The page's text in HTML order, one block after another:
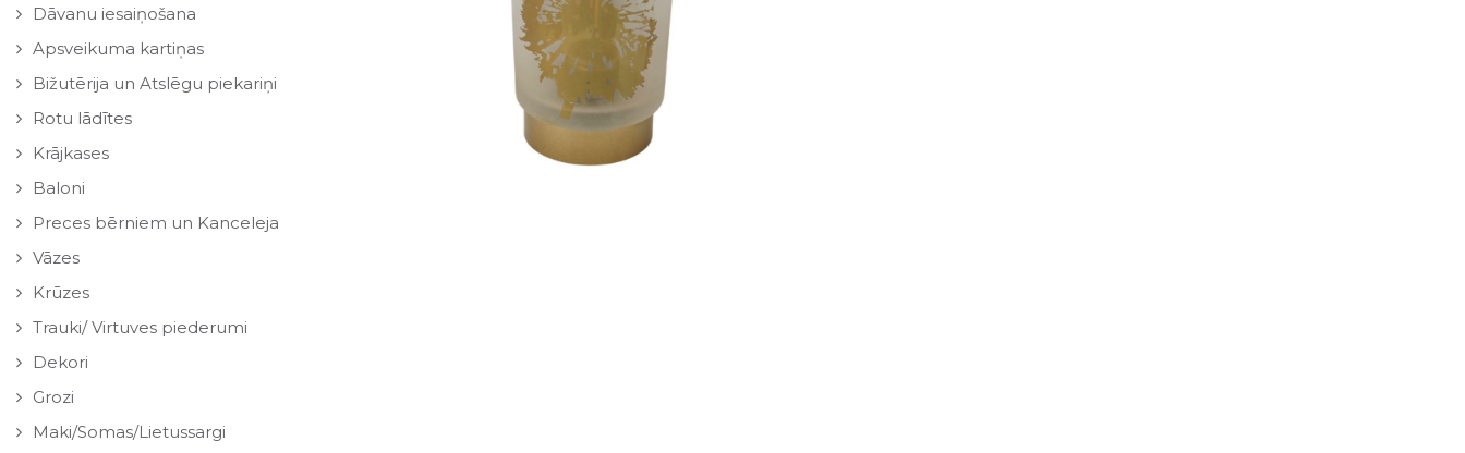
Dāvanu iesaiņošana
Apsveikuma kartiņas
Bižutērija un Atslēgu piekariņi
Rotu lādītes
Krājkases
Baloni
Preces bērniem un Kanceleja
Vāzes
Krūzes
Trauki/ Virtuves piederumi
Dekori
Grozi
Maki/Somas/Lietussargi